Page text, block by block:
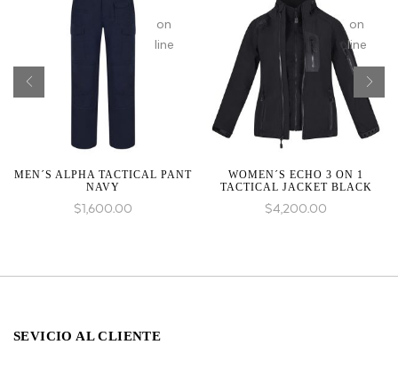
on
line
MEN´S ALPHA TACTICAL PANT
NAVY
$1,600.00
on
line
WOMEN´S ECHO 3 ON 1
TACTICAL JACKET BLACK
$4,200.00
SEVICIO AL CLIENTE